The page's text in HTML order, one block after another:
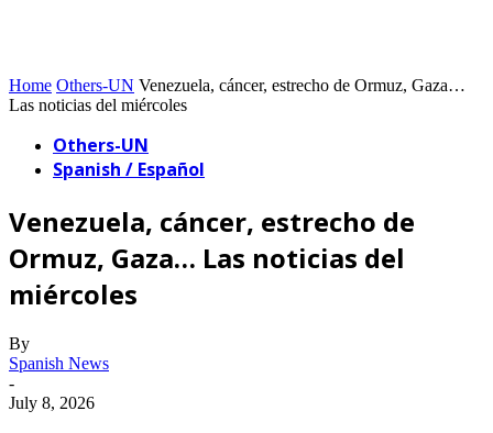
Home Others-UN Venezuela, cáncer, estrecho de Ormuz, Gaza…
Las noticias del miércoles
Others-UN
Spanish / Español
Venezuela, cáncer, estrecho de
Ormuz, Gaza… Las noticias del
miércoles
By
Spanish News
-
July 8, 2026